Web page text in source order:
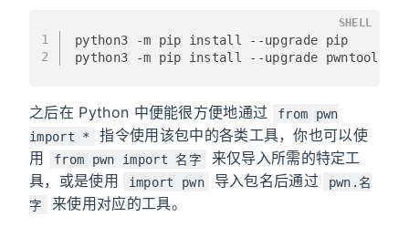
1
2
python3 -m pip install --upgrade pip
python3 -m pip install --upgrade pwntools
SHELL
之后在 Python 中便能很方便地通过
from pwn
import *
指令使用该包中的各类工具，你也可以使
用
from pwn import 名字
来仅导入所需的特定工
具，或是使用
import pwn 导入包名后通过
pwn.名
字
来使用对应的工具。